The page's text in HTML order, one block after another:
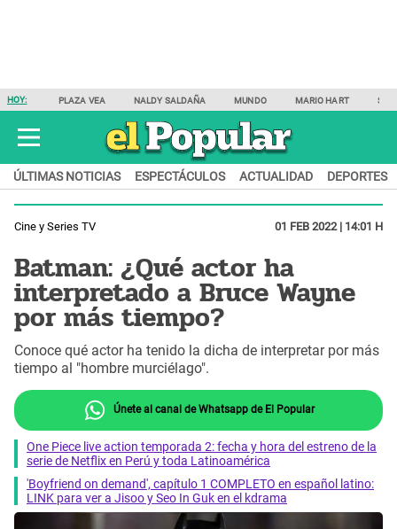
HOY: PLAZA VEA NALDY SALDAÑA MUNDO MARIO HART
ÚLTIMAS NOTICIAS ESPECTÁCULOS ACTUALIDAD DEPORTES
Cine y Series TV 01 FEB 2022 | 14:01 H
Batman: ¿Qué actor ha
interpretado a Bruce Wayne
por más tiempo?
Conoce qué actor ha tenido la dicha de interpretar por más
tiempo al "hombre murciélago".
Únete al canal de Whatsapp de El Popular
One Piece live action temporada 2: fecha y hora del estreno de la
serie de Netflix en Perú y toda Latinoamérica
'Boyfriend on demand', capítulo 1 COMPLETO en español latino:
LINK para ver a Jisoo y Seo In Guk en el kdrama